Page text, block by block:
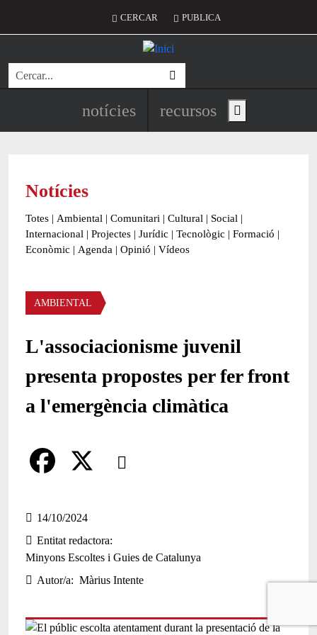
Menú del compte d'usuari
CERCAR PUBLICA
Cerca
Navegació principal de
notícies recursos Show main menu
Notícies
Totes | Ambiental | Comunitari | Cultural | Social |
Internacional | Projectes | Jurídic | Tecnològic | Formació |
Econòmic | Agenda | Opinió | Vídeos
Àmbit de la notícia
AMBIENTAL
L'associacionisme juvenil
presenta propostes per fer front
a l'emergència climàtica
Comparteix
a
c
o
14/10/2024
Entitat redactora
Minyons Escoltes i Guies de Catalunya
Autor/a
Màrius Intente